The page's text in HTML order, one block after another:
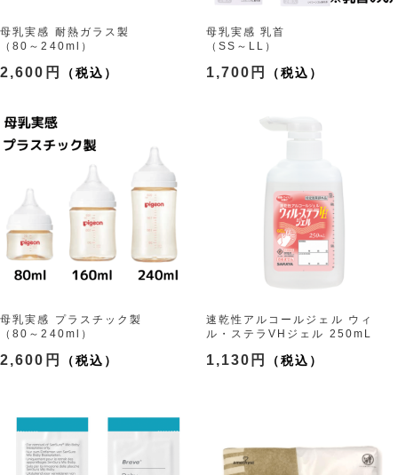
母乳実感 耐熱ガラス製
（80～240ml）
2,600円
母乳実感 乳首
（SS～LL）
1,700円
母乳実感 プラスチック製
（80～240ml）
2,600円
速乾性アルコールジェル ウィ
ル・ステラVHジェル 250mL
1,130円